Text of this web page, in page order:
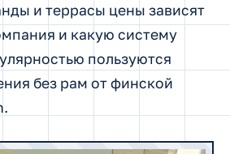
и террасы цены зависят
и какую систему
пользуются
без рам от финской